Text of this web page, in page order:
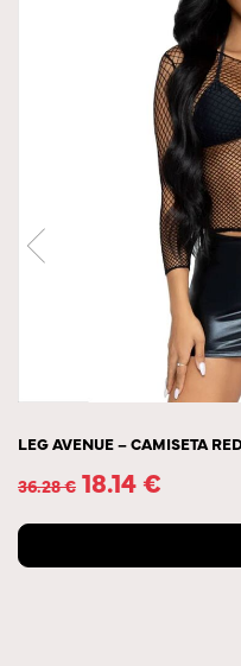
LEG AVENUE – CAMISETA
36.28€ 18.14€